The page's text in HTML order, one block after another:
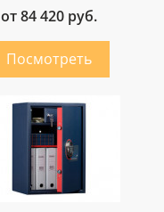
от 84 420 руб.